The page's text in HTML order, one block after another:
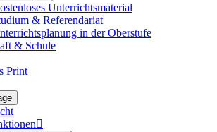
Unterrichtsmaterial
& Referendariat
in der Oberstufe
& Schule
Print
